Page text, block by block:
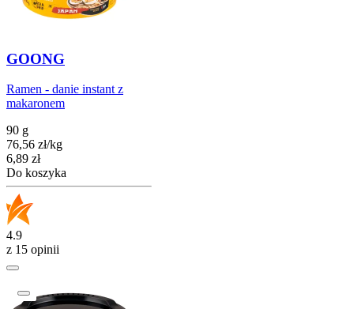
GOONG
Ramen - danie instant z
makaronem
90 g
76,56 zł/kg
Cena
6,89 zł
Do koszyka
4.9
z 15 opinii